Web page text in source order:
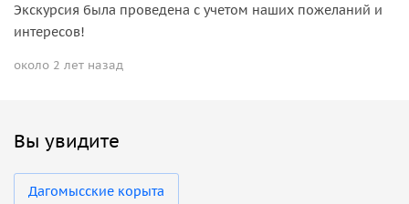
Экскурсия была проведена с учетом наших пожеланий и
интересов!
около 2 лет назад
Вы увидите
Дагомысские корыта